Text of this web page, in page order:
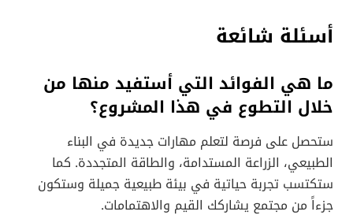
أسئلة شائعة
ما هي الفوائد التي أستفيد منها من
خلال التطوع في هذا المشروع؟
ستحصل على فرصة لتعلم مهارات جديدة في البناء
الطبيعي، الزراعة المستدامة، والطاقة المتجددة. كما
ستكتسب تجربة حياتية في بيئة طبيعية جميلة وستكون
جزءاً من مجتمع يشاركك القيم والاهتمامات.